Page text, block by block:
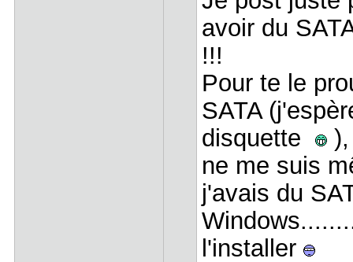
avoir du
!!!
Pour te le
SATA
disquette
ne me suis
j'avais du
l'installer